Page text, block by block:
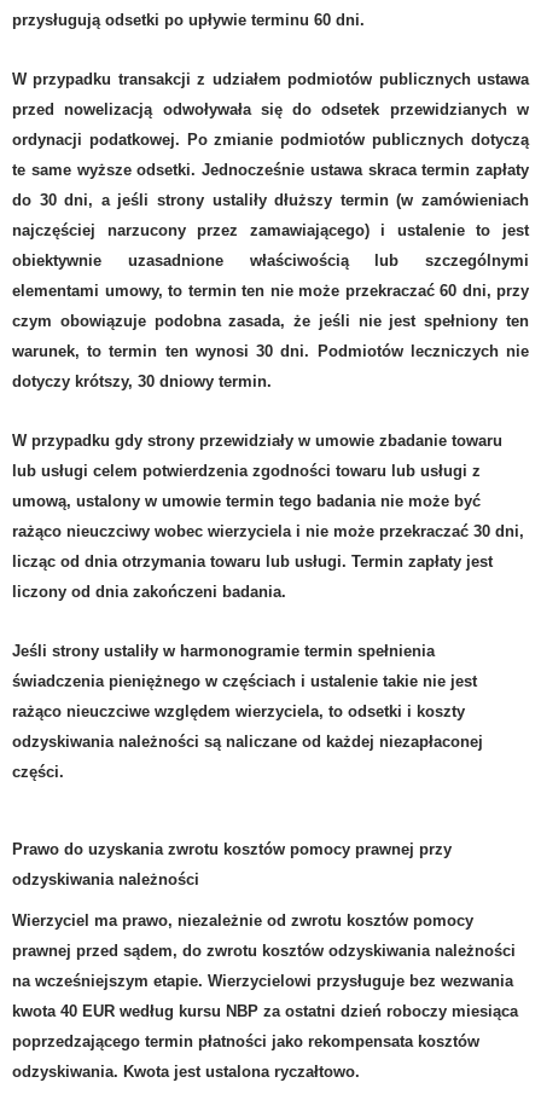
przysługują odsetki po upływie terminu 60 dni.
W przypadku transakcji z udziałem podmiotów publicznych ustawa
przed nowelizacją odwoływała się do odsetek przewidzianych w
ordynacji podatkowej. Po zmianie podmiotów publicznych dotyczą
te same wyższe odsetki. Jednocześnie ustawa skraca termin zapłaty
do 30 dni, a jeśli strony ustaliły dłuższy termin (w zamówieniach
najczęściej narzucony przez zamawiającego) i ustalenie to jest
obiektywnie uzasadnione właściwością lub szczególnymi
elementami umowy, to termin ten nie może przekraczać 60 dni, przy
czym obowiązuje podobna zasada, że jeśli nie jest spełniony ten
warunek, to termin ten wynosi 30 dni. Podmiotów leczniczych nie
dotyczy krótszy, 30 dniowy termin.
W przypadku gdy strony przewidziały w umowie zbadanie towaru
lub usługi celem potwierdzenia zgodności towaru lub usługi z
umową, ustalony w umowie termin tego badania nie może być
rażąco nieuczciwy wobec wierzyciela i nie może przekraczać 30 dni,
licząc od dnia otrzymania towaru lub usługi. Termin zapłaty jest
liczony od dnia zakończeni badania.
Jeśli strony ustaliły w harmonogramie termin spełnienia
świadczenia pieniężnego w częściach i ustalenie takie nie jest
rażąco nieuczciwe względem wierzyciela, to odsetki i koszty
odzyskiwania należności są naliczane od każdej niezapłaconej
części.
Prawo do uzyskania zwrotu kosztów pomocy prawnej przy
odzyskiwania należności
Wierzyciel ma prawo, niezależnie od zwrotu kosztów pomocy
prawnej przed sądem, do zwrotu kosztów odzyskiwania należności
na wcześniejszym etapie. Wierzycielowi przysługuje bez wezwania
kwota 40 EUR według kursu NBP za ostatni dzień roboczy miesiąca
poprzedzającego termin płatności jako rekompensata kosztów
odzyskiwania. Kwota jest ustalona ryczałtowo.